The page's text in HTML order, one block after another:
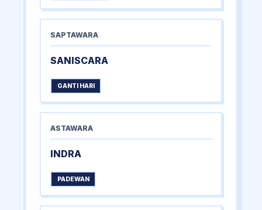
SAPTAWARA
SANISCARA
GANTI HARI
ASTAWARA
INDRA
PADEWAN